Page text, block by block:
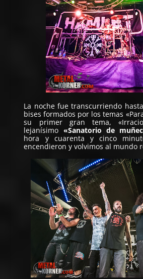
La noche fue transcurriendo
bises formados por los temas
su primer gran tema,
lejanísimo «Sanatorio de
hora y cuarenta y cinco
encendieron y volvimos al mundo